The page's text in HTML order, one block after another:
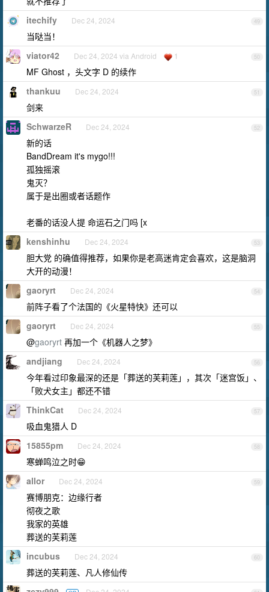
49
itechify Dec 24, 2024
当哒当！
50
viator42 Dec 24, 2024 via Android 1
MF Ghost ，头文字 D 的续作
51
thankuu Dec 24, 2024
剑来
52
SchwarzeR Dec 24, 2024
新的话
BandDream it's mygo!!!
孤独摇滚
鬼灭？
属于是出圈或者话题作
老番的话没人提 命运石之门吗 [x
53
kenshinhu Dec 24, 2024
胆大党 的确值得推荐，如果你是老高迷肯定会喜欢，这是脑洞
大开的动漫！
54
gaoryrt Dec 24, 2024
前阵子看了个法国的《火星特快》还可以
55
gaoryrt Dec 24, 2024
@gaoryrt 再加一个《机器人之梦》
56
andjiang Dec 24, 2024
今年看过印象最深的还是「葬送的芙莉莲」，其次「迷宫饭」、
「败犬女主」都还不错
57
ThinkCat Dec 24, 2024
吸血鬼猎人 D
58
15855pm Dec 24, 2024
寒蝉鸣泣之时😁
59
allor Dec 24, 2024
赛博朋克：边缘行者
彻夜之歌
我家的英雄
葬送的芙莉莲
60
incubus Dec 24, 2024
葬送的芙莉莲、凡人修仙传